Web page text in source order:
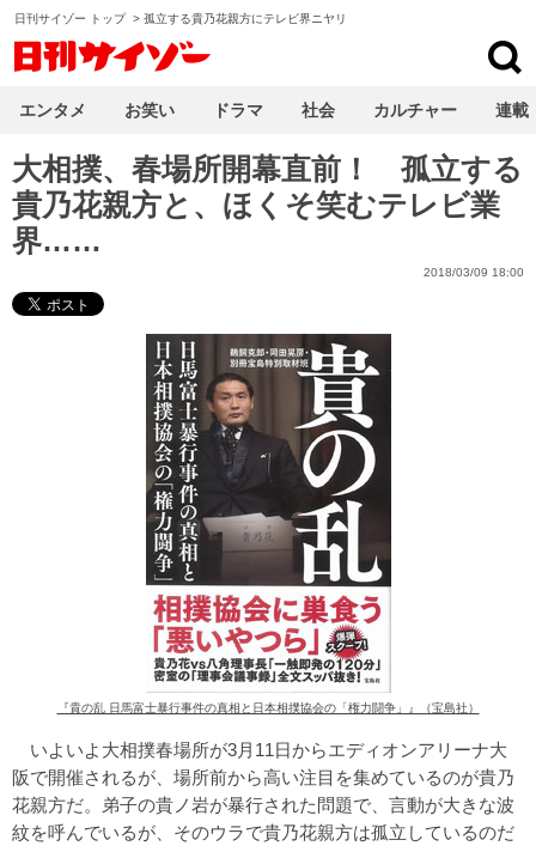
日刊サイゾー トップ > 孤立する貴乃花親方にテレビ界ニヤリ
大相撲、春場所開幕直前！ 孤立する
貴乃花親方と、ほくそ笑むテレビ業
界……
2018/03/09 18:00
『貴の乱 日馬富士暴行事件の真相と日本相撲協会の「権力闘争」』（宝島社）
いよいよ大相撲春場所が3月11日からエディオンアリーナ大
阪で開催されるが、場所前から高い注目を集めているのが貴乃
花親方だ。弟子の貴ノ岩が暴行された問題で、言動が大きな波
紋を呼んでいるが、そのウラで貴乃花親方は孤立しているのだ
エンタメ お笑い ドラマ 社会 カルチャー 連載